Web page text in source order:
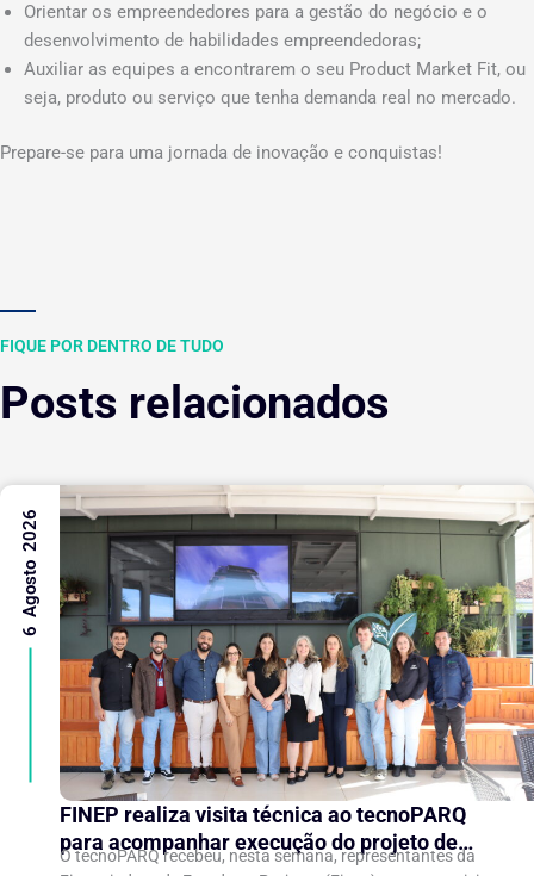
Orientar os empreendedores para a gestão do negócio e o
desenvolvimento de habilidades empreendedoras;
Auxiliar as equipes a encontrarem o seu Product Market Fit, ou
seja, produto ou serviço que tenha demanda real no mercado.
Prepare-se para uma jornada de inovação e conquistas!
FIQUE POR DENTRO DE TUDO
Posts relacionados
FINEP realiza visita técnica ao tecnoPARQ
para acompanhar execução do projeto de
expansão do Parque Tecnológico
O tecnoPARQ recebeu, nesta semana, representantes da
6 Agosto 2026